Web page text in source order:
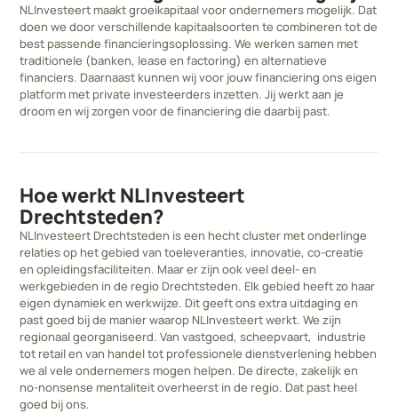
NLInvesteert maakt groeikapitaal voor ondernemers mogelijk. Dat
doen we door verschillende kapitaalsoorten te combineren tot de
best passende financieringsoplossing. We werken samen met
traditionele (banken, lease en factoring) en alternatieve
financiers. Daarnaast kunnen wij voor jouw financiering ons eigen
platform met private investeerders inzetten. Jij werkt aan je
droom en wij zorgen voor de financiering die daarbij past.
Hoe werkt NLInvesteert
Drechtsteden?
NLInvesteert Drechtsteden is een hecht cluster met onderlinge
relaties op het gebied van toeleveranties, innovatie, co-creatie
en opleidingsfaciliteiten. Maar er zijn ook veel deel- en
werkgebieden in de regio Drechtsteden. Elk gebied heeft zo haar
eigen dynamiek en werkwijze. Dit geeft ons extra uitdaging en
past goed bij de manier waarop NLInvesteert werkt. We zijn
regionaal georganiseerd. Van vastgoed, scheepvaart, industrie
tot retail en van handel tot professionele dienstverlening hebben
we al vele ondernemers mogen helpen. De directe, zakelijk en
no-nonsense mentaliteit overheerst in de regio. Dat past heel
goed bij ons.